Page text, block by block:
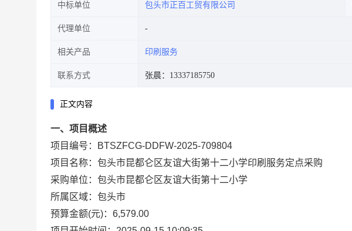
中标单位 包头市正百工贸有限公司
代理单位
相关产品 印刷服务
联系方式 张晨：13337185750
正文内容
一、项目概述
项目编号：BTSZFCG-DDFW-2025-709804
项目名称：包头市昆都仑区友谊大街第十二小学印刷服务定点采购
采购单位：包头市昆都仑区友谊大街第十二小学
所属区域：包头市
预算金额(元)：6,579.00